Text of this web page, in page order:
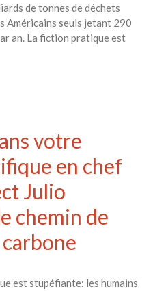
de tonnes de déchets
Américains seuls jetant 290
an. La fiction pratique est
votre
en chef
Julio
chemin de
est stupéfiante: les humains